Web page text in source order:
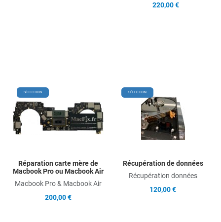
220,00 €
SÉLECTION Add to Wishlist
Add to Compare
Réparation carte mère de
Macbook Pro ou Macbook Air
Macbook Pro & Macbook Air
200,00 €
SÉLECTION
Récupération de données
Récupération données
120,00 €